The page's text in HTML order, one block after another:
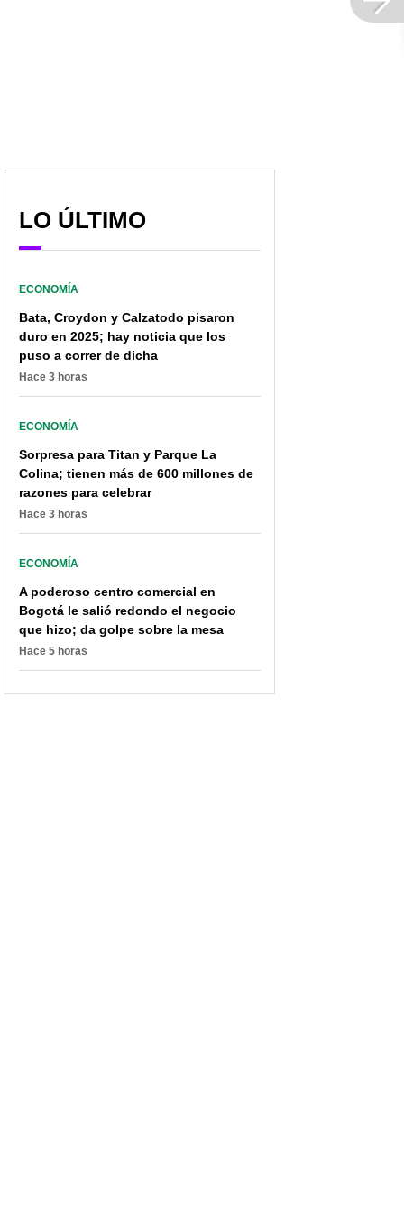
de familiares de
LO ÚLTIMO
ECONOMÍA
Bata, Croydon y Calzatodo pisaron
duro en 2025; hay noticia que los
puso a correr de dicha
Hace 3 horas
ECONOMÍA
Sorpresa para Titan y Parque La
Colina; tienen más de 600 millones de
razones para celebrar
Hace 3 horas
ECONOMÍA
A poderoso centro comercial en
Bogotá le salió redondo el negocio
que hizo; da golpe sobre la mesa
Hace 5 horas